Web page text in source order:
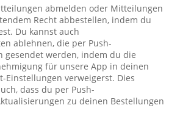
abmelden oder Mitteilungen
Recht abbestellen, indem du
Du kannst auch
ablehnen, die per Push-
gesendet werden, indem du die
für unsere App in deinen
Einstellungen verweigerst. Dies
dass du per Push-
zu deinen Bestellungen